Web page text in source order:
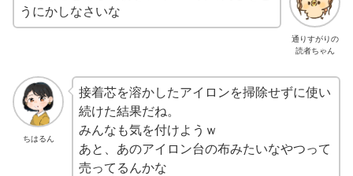
通りすがりの
読者ちゃん
うにかしなさいな
ちはるん
接着芯を溶かしたアイロンを掃除せずに使い
続けた結果だね。
みんなも気を付けようｗ
あと、あのアイロン台の布みたいなやつって
売ってるんかな